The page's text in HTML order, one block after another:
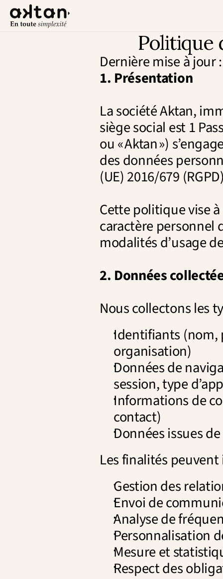
Politique
Dernière mise à jour
1. Présentation
La société Aktan,
siège social est 1
ou « Aktan »)
des données
(UE) 2016/679
Cette politique vise
caractère personnel
modalités d’usage
2. Données
Nous collectons les
Identifiants (nom,
organisation)
Données de
session, type
Informations de
contact)
Données issues
Les finalités
Gestion des
Envoi de
Analyse de
Personnalisation
Mesure et
Respect des